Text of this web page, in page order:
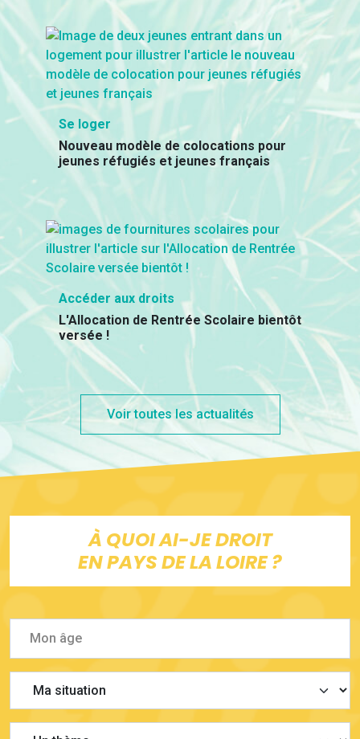
Se loger
Nouveau modèle de colocations pour
jeunes réfugiés et jeunes français
Accéder aux droits
L'Allocation de Rentrée Scolaire bientôt
versée !
Voir toutes les actualités
À QUOI AI-JE DROIT
EN PAYS DE LA LOIRE ?